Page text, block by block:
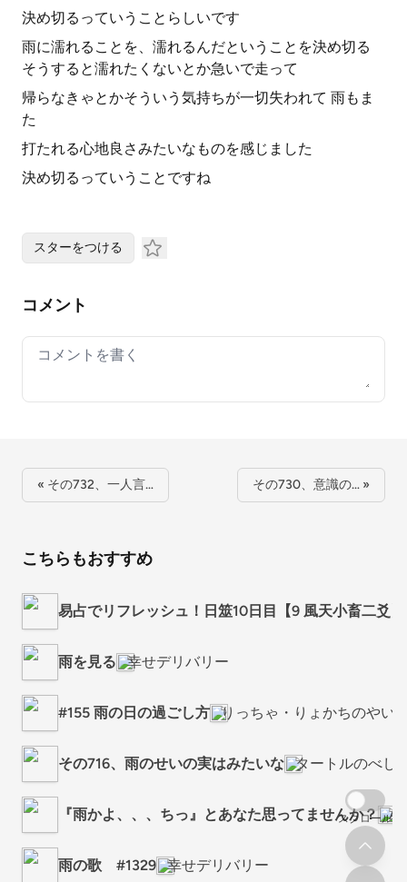
決め切るっていうことらしいです
雨に濡れることを、濡れるんだということを決め切る
そうすると濡れたくないとか急いで走って
帰らなきゃとかそういう気持ちが一切失われて 雨もま
た
打たれる心地良さみたいなものを感じました
決め切るっていうことですね
スターをつける
コメント
Your comment
« その732、一人言… その730、意識の… »
こちらもおすすめ
易占でリフレッシュ！日筮10日目【9 風天小畜二爻】
雨を見る 幸せデリバリー
#155 雨の日の過ごし方 りっちゃ・りょかちのやい
その716、雨のせいの実はみたいな タートルのべし
『雨かよ、、、ちっ』とあなた思ってませんか？ AI
雨の歌 #1329 幸せデリバリー
スクロール